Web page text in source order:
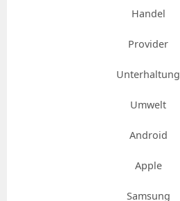
Handel
Provider
Unterhaltung
Umwelt
Android
Apple
Samsung